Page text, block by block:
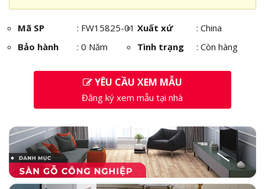
Mã SP : FW15825-01 Xuất xứ
: China
Bảo hành
: 0 Năm Tình trạng : Còn hàng
YÊU CẦU XEM MẪU
Đăng ký xem mẫu tại nhà